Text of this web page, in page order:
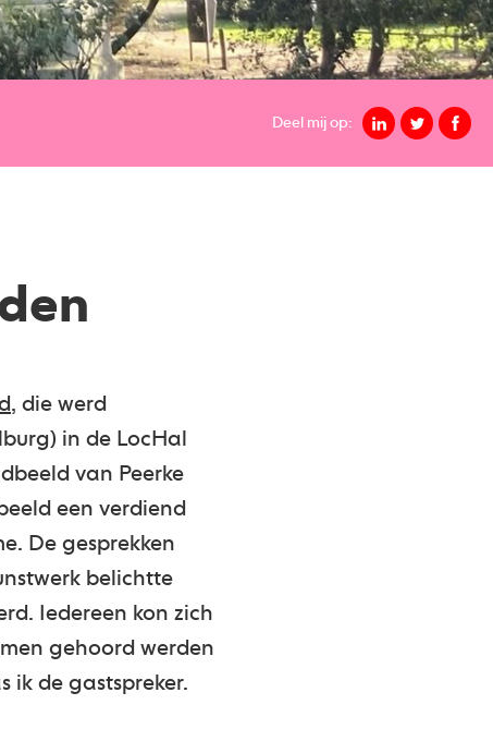
Deel mij op:
, die werd
in de LocHal
van Peerke
een verdiend
De gesprekken
belichtte
Iedereen kon zich
gehoord werden
ik de gastspreker.